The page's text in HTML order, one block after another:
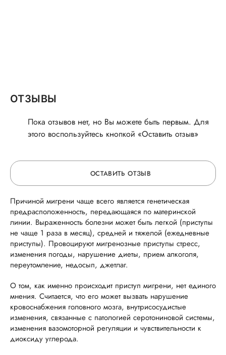
ОТЗЫВЫ
Пока отзывов нет, но Вы можете быть первым. Для
этого воспользуйтесь кнопкой «Оставить отзыв»
ОСТАВИТЬ ОТЗЫВ
ОСТАВЬТЕ ОТЗЫВ
ОБ УСЛУГЕ
Причиной мигрени чаще всего является генетическая
предрасположенность, передающаяся по материнской
линии. Выраженность болезни может быть легкой (приступы
не чаще 1 раза в месяц), средней и тяжелой (ежедневные
приступы). Провоцируют мигренозные приступы стресс,
изменения погоды, нарушение диеты, прием алкоголя,
переутомление, недосып, джетлаг.
О том, как именно происходит приступ мигрени, нет единого
мнения. Считается, что его может вызвать нарушение
кровоснабжения головного мозга, внутрисосудистые
изменения, связанные с патологией серотониновой системы,
изменения вазомоторной регуляции и чувствительности к
диоксиду углерода.